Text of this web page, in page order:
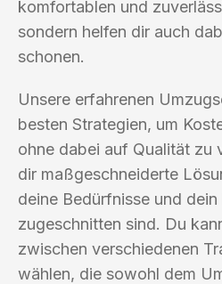
komfortablen und
sondern helfen dir auch
schonen.
Unsere erfahrenen
besten Strategien, um
ohne dabei auf Qualität zu
dir maßgeschneiderte
deine Bedürfnisse und
zugeschnitten sind. Du
zwischen verschiedenen
wählen, die sowohl dem